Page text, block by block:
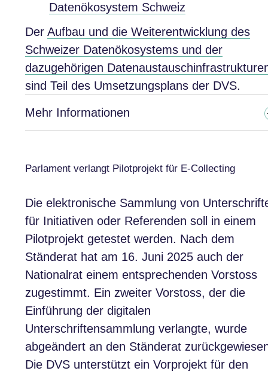
Datenökosystem Schweiz
Der Aufbau und die Weiterentwicklung des
Schweizer Datenökosystems und der
dazugehörigen
sind Teil des Umsetzungsplans der DVS.
Mehr Informationen
Parlament verlangt Pilotprojekt für E-Collecting
Die elektronische Sammlung von
für Initiativen oder Referenden soll in einem
Pilotprojekt getestet werden. Nach dem
Ständerat hat am 16. Juni 2025 auch der
Nationalrat einem entsprechenden Vorstoss
zugestimmt. Ein zweiter Vorstoss, der die
Einführung der digitalen
Unterschriftensammlung verlangte, wurde
abgeändert an den Ständerat
Die DVS unterstützt ein Vorprojekt für den